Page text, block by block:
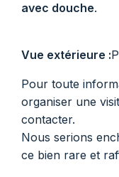
avec douche.
Vue extérieure :
Pour toute
organiser une
contacter.
Nous serions
ce bien rare et